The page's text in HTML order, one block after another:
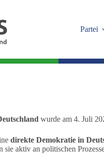
Partei
wurde am 4. Juli
direkte Demokratie in
sie aktiv an politischen